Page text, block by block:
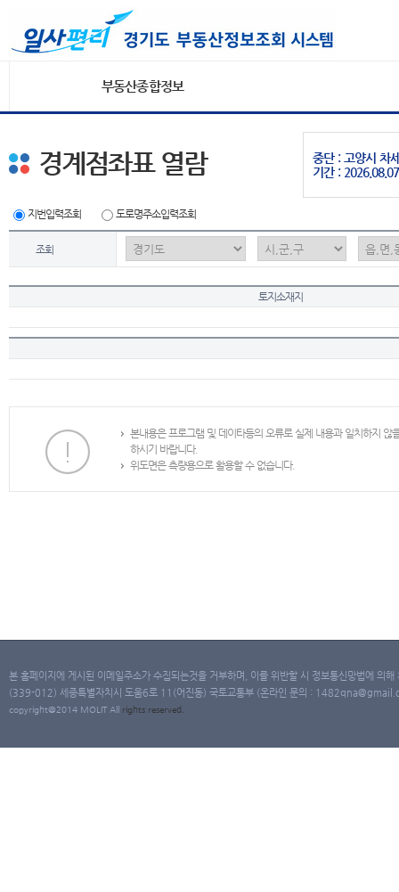
부동산종합정보
중단 : 고양시 차
기간 :
경계점좌표 열람
지번입력조회 도로명주소입력조회
조회
토지소재지
본내용은 프로그램 및 데이타등의 오류로 실제 내용과 일치하지
하시기 바랍니다.
위도면은 측량용으로 활용할 수 없습니다.
본 홈페이지에 게시된 이메일주소가 수집되는것을 거부하며, 이를 위반할 시 정보통신망법에 의
(339-012) 세종특별자치시 도움6로 11(어진동) 국토교통부 (온라인 문의 :
copyright@2014 MOLIT All rights reserved.